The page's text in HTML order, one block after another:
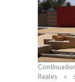
Reales «